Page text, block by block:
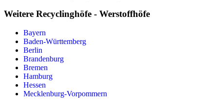
Weitere Recyclinghöfe - Werstoffhöfe
Bayern
Baden-Württemberg
Berlin
Brandenburg
Bremen
Hamburg
Hessen
Mecklenburg-Vorpommern